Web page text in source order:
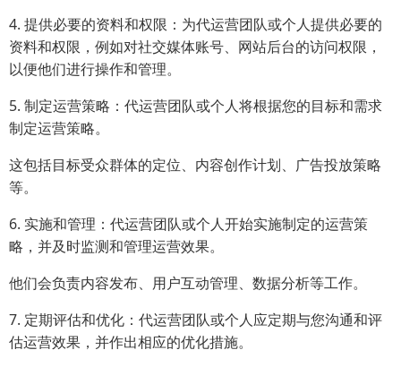
4. 提供必要的资料和权限：为代运营团队或个人提供必要的
资料和权限，例如对社交媒体账号、网站后台的访问权限，
以便他们进行操作和管理。
5. 制定运营策略：代运营团队或个人将根据您的目标和需求
制定运营策略。
这包括目标受众群体的定位、内容创作计划、广告投放策略
等。
6. 实施和管理：代运营团队或个人开始实施制定的运营策
略，并及时监测和管理运营效果。
他们会负责内容发布、用户互动管理、数据分析等工作。
7. 定期评估和优化：代运营团队或个人应定期与您沟通和评
估运营效果，并作出相应的优化措施。